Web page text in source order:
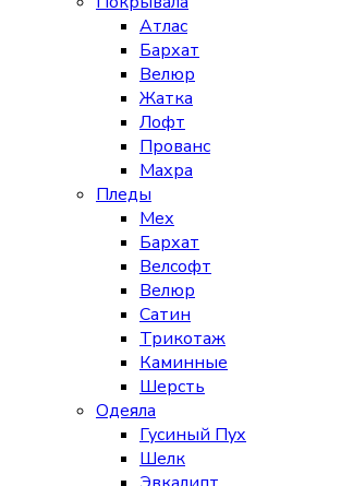
Атлас
Бархат
Велюр
Жатка
Лофт
Прованс
Махра
Пледы
Мех
Бархат
Велсофт
Велюр
Сатин
Трикотаж
Каминные
Шерсть
Одеяла
Гусиный Пух
Шелк